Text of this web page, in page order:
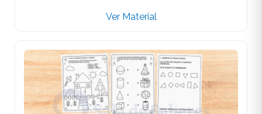
Ver Material